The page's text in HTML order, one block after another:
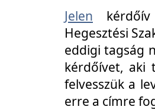
Jelen
Hegesztési
eddigi tagság
kérdőívet, aki
felvesszük a
erre a címre